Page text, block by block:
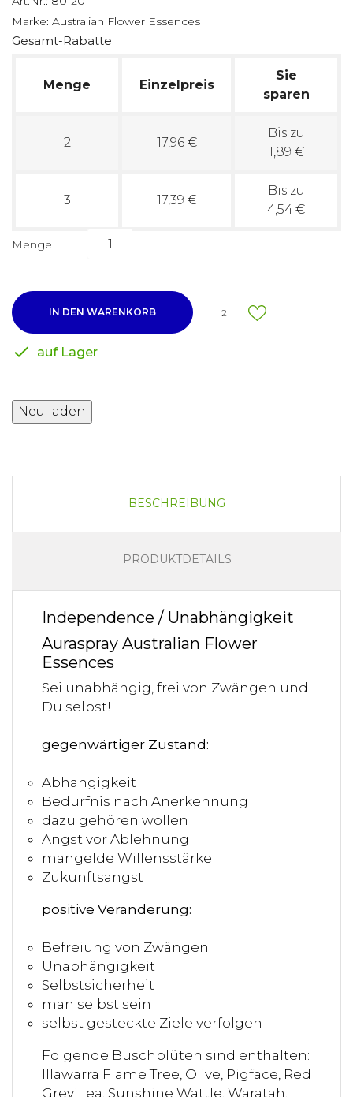
Marke: Australian Flower Essences
Gesamt-Rabatte
Menge Einzelpreis
Sie
sparen
2 17,96 €
Bis zu
1,89 €
3 17,39 €
Bis zu
4,54 €
Menge
IN DEN WARENKORB 2
 auf Lager
BESCHREIBUNG
PRODUKTDETAILS
Independence / Unabhängigkeit
Auraspray Australian Flower
Essences
Sei unabhängig, frei von Zwängen und
Du selbst!
gegenwärtiger Zustand:
Abhängigkeit
Bedürfnis nach Anerkennung
dazu gehören wollen
Angst vor Ablehnung
mangelde Willensstärke
Zukunftsangst
positive Veränderung:
Befreiung von Zwängen
Unabhängigkeit
Selbstsicherheit
man selbst sein
selbst gesteckte Ziele verfolgen
Folgende Buschblüten sind enthalten:
Illawarra Flame Tree, Olive, Pigface, Red
Grevillea, Sunshine Wattle, Waratah,